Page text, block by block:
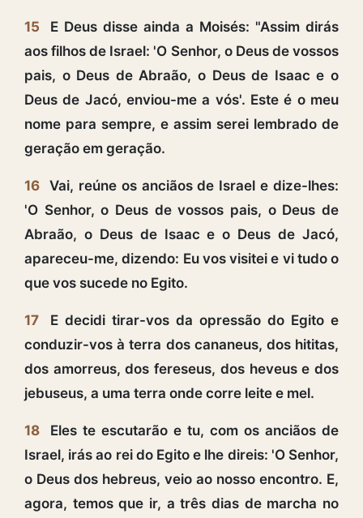
15
E Deus disse ainda a Moisés: "Assim dirás
aos filhos de Israel: 'O Senhor, o Deus de vossos
pais, o Deus de Abraão, o Deus de Isaac e o
Deus de Jacó, enviou-me a vós'. Este é o meu
nome para sempre, e assim serei lembrado de
geração em geração.
16 Vai, reúne os anciãos de Israel e dize-lhes:
'O Senhor, o Deus de vossos pais, o Deus de
Abraão, o Deus de Isaac e o Deus de Jacó,
apareceu-me, dizendo: Eu vos visitei e vi tudo o
que vos sucede no Egito.
17
E decidi tirar-vos da opressão do Egito e
conduzir-vos à terra dos cananeus, dos hititas,
dos amorreus, dos fereseus, dos heveus e dos
jebuseus, a uma terra onde corre leite e mel.
18
Eles te escutarão e tu, com os anciãos de
Israel, irás ao rei do Egito e lhe direis: 'O Senhor,
o Deus dos hebreus, veio ao nosso encontro. E,
agora, temos que ir, a três dias de marcha no